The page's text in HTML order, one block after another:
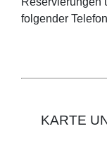
folgender
KARTE